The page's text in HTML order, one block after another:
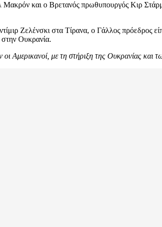
και ο Βρετανός πρωθυπουργός Κιρ
Ζελένσκι στα Τίρανα, ο Γάλλος πρόεδρος
Ουκρανία.
Αμερικανοί, με τη στήριξη της Ουκρανίας και